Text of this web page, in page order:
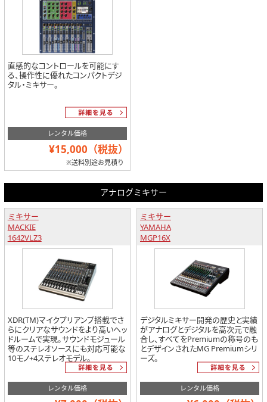
直感的なコントロールを可能にす
る、操作性に優れたコンパクトデジ
タル・ミキサー。
レンタル価格
¥15,000（税抜）
※送料別途お見積り
アナログミキサー
ミキサー
MACKIE
1642VLZ3
XDR(TM)マイクプリアンプ搭載でさ
らにクリアなサウンドをより高いヘッ
ドルームで実現。サウンドモジュール
等のステレオソースにも対応可能な
10モノ+4ステレオモデル。
レンタル価格
ミキサー
YAMAHA
MGP16X
デジタルミキサー開発の歴史と実績
がアナログとデジタルを高次元で融
合し、すべてをPremiumの称号のも
とデザインされたMG Premiumシリ
ーズ。
レンタル価格